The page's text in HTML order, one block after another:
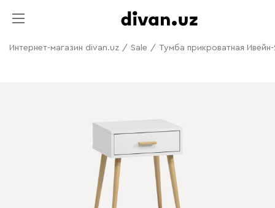
Интернет-магазин divan.uz / Sale / Тумба прикроватная